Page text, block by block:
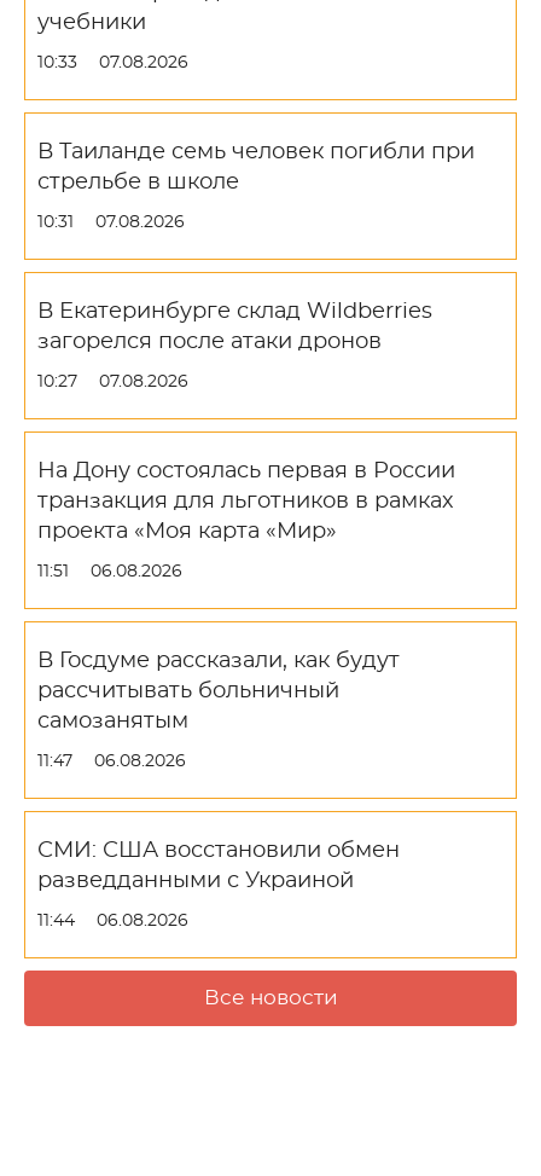
учебники
10:33 07.08.2026
В Таиланде семь человек погибли при
стрельбе в школе
10:31 07.08.2026
В Екатеринбурге склад Wildberries
загорелся после атаки дронов
10:27 07.08.2026
На Дону состоялась первая в России
транзакция для льготников в рамках
проекта «Моя карта «Мир»
11:51 06.08.2026
В Госдуме рассказали, как будут
рассчитывать больничный
самозанятым
11:47 06.08.2026
СМИ: США восстановили обмен
разведданными с Украиной
11:44 06.08.2026
Все новости